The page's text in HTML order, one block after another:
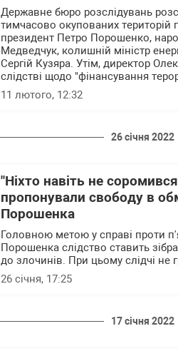
Державне бюро розслідувань
тимчасово окупованих територій
президент Петро Порошенко,
Медведчук, колишній міністр
Сергій Кузяра. Утім, директор
слідстві щодо "фінансування
11 лютого, 12:32
26 січня 2022
"Ніхто навіть не
пропонували свободу в
Порошенка
Головною метою у справі проти
Порошенка слідство ставить
до злочинів. При цьому слідчі не
26 січня, 17:25
17 січня 2022